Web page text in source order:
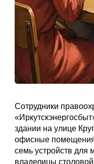
Сотрудники
здании на улице
офисные помещения
семь устройств для
владелицы